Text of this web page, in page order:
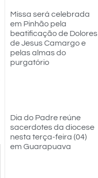
Missa será celebrada
em Pinhão pela
beatificação de Dolores
de Jesus Camargo e
pelas almas do
purgatório
Dia do Padre reúne
sacerdotes da diocese
nesta terça-feira (04)
em Guarapuava